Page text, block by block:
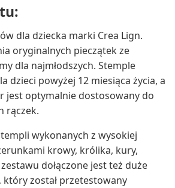
dla dziecka marki Crea Lign.
oryginalnych pieczątek ze
dla najmłodszych. Stemple
dzieci powyżej 12 miesiąca życia, a
jest optymalnie dostosowany do
rączek.
wykonanych z wysokiej
krowy, królika, kury,
dołączone jest też duże
został przetestowany